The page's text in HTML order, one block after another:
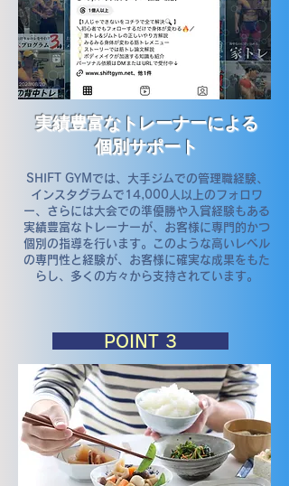
実績豊富なトレーナーによる
個別サポート
SHIFT GYMでは、大手ジムでの管理職経験、
インスタグラムで14,000人以上のフォロワ
ー、さらには大会での準優勝や入賞経験もある
実績豊富なトレーナーが、お客様に専門的かつ
個別の指導を行います。このような高いレベル
の専門性と経験が、お客様に確実な成果をもた
らし、多くの方々から支持されています。
​POINT 3